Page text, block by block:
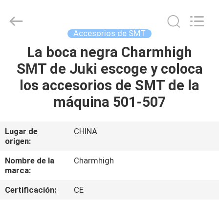
HOGAR
PRODUCTOS
VÍDEOS
SOBRE
NOSOTROS
CHARMHIGH
TECHNOLOGY
Accesorios de SMT
La boca negra Charmhigh
SMT de Juki escoge y coloca
los accesorios de SMT de la
máquina 501-507
Lugar de
origen:
CHINA
Nombre de la
marca:
Charmhigh
Certificación:
CE